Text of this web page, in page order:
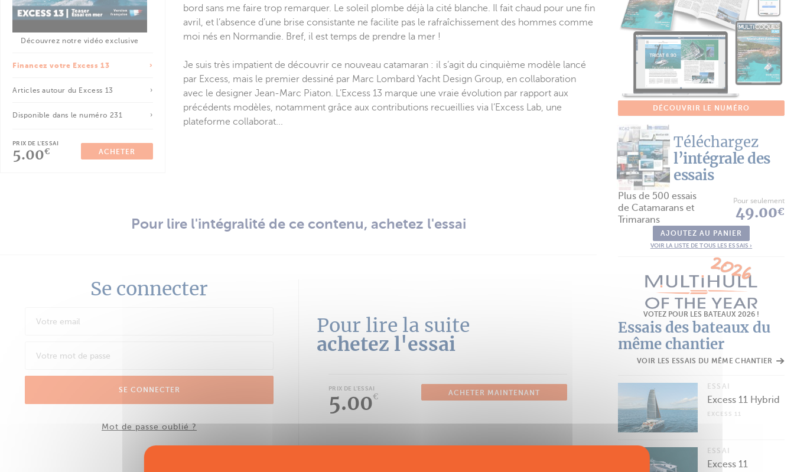
Découvrez notre vidéo exclusive
Financez votre Excess 13
Articles autour du Excess 13
Disponible dans le numéro 231
PRIX DE L'ESSAI
5.00€ ACHETER
bord sans me faire trop remarquer. Le soleil plombe déjà la cité blanche. Il fait chaud pour une fin
avril, et l’absence d’une brise consistante ne facilite pas le rafraîchissement des hommes comme
moi nés en Normandie. Bref, il est temps de prendre la mer !
Je suis très impatient de découvrir ce nouveau catamaran : il s’agit du cinquième modèle lancé
par Excess, mais le premier dessiné par Marc Lombard Yacht Design Group, en collaboration
avec le designer Jean-Marc Piaton. L’Excess 13 marque une vraie évolution par rapport aux
précédents modèles, notamment grâce aux contributions recueillies via l’Excess Lab, une
plateforme collaborat...
Pour lire l'intégralité de ce contenu, achetez l'essai
Se connecter
SE CONNECTER
Mot de passe oublié ?
Pour lire la suite
achetez l'essai
PRIX DE L'ESSAI
5.00€ ACHETER MAINTENANT
DÉCOUVRIR LE NUMÉRO
Téléchargez
l’intégrale des
essais
Plus de 500 essais
de Catamarans et
Trimarans
Pour seulement
49.00€
AJOUTEZ AU PANIER
VOIR LA LISTE DE TOUS LES ESSAIS ›
VOTEZ POUR LES BATEAUX 2026 !
Essais des bateaux du
même chantier
VOIR LES ESSAIS DU MÊME CHANTIER
ESSAI
Excess 11 Hybrid
EXCESS 11
ESSAI
Excess 11